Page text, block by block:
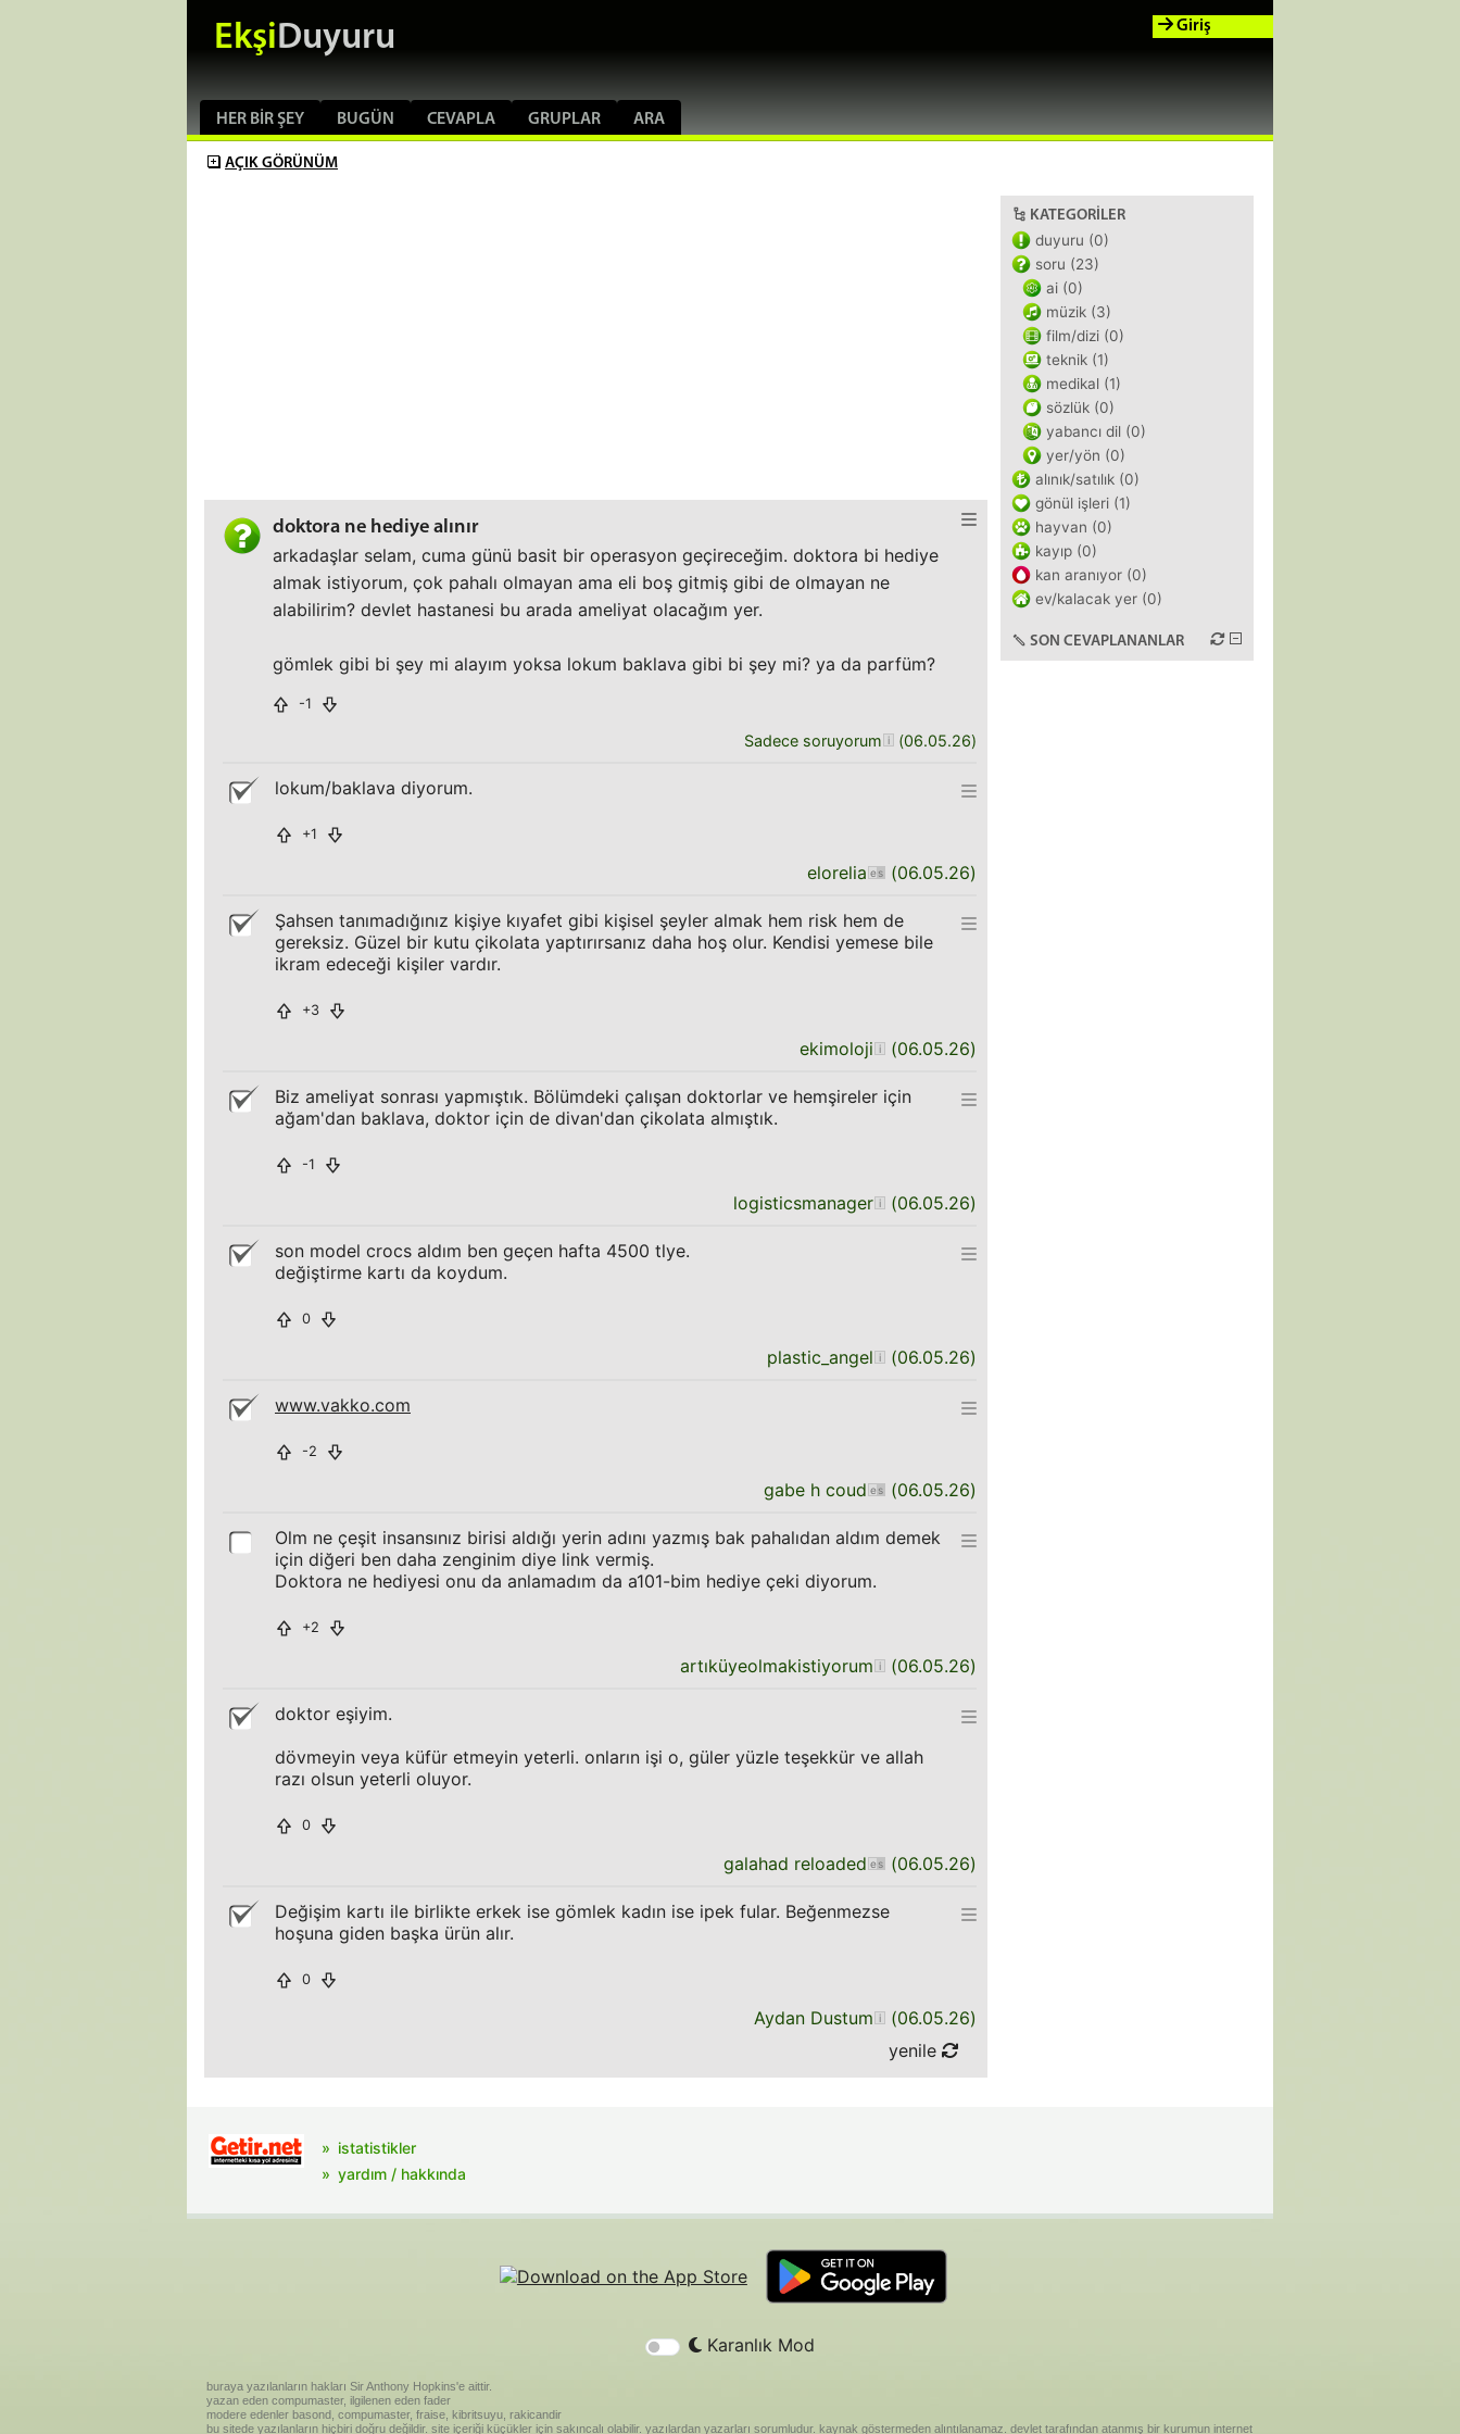
EkşiDuyuru
HER BIR ŞEY BUGÜN CEVAPLA GRUPLAR ARA
Giriş
AÇIK GÖRÜNÜM
doktora ne hediye alınır
arkadaşlar selam, cuma günü basit bir operasyon geçireceğim. doktora bi hediye
almak istiyorum, çok pahalı olmayan ama eli boş gitmiş gibi de olmayan ne
alabilirim? devlet hastanesi bu arada ameliyat olacağım yer.
gömlek gibi bi şey mi alayım yoksa lokum baklava gibi bi şey mi? ya da parfüm?
-1
Sadece soruyorum (06.05.26)
lokum/baklava diyorum.
+1
elorelia (06.05.26)
Şahsen tanımadığınız kişiye kıyafet gibi kişisel şeyler almak hem risk hem de
gereksiz. Güzel bir kutu çikolata yaptırırsanız daha hoş olur. Kendisi yemese bile
ikram edeceği kişiler vardır.
+3
ekimoloji (06.05.26)
Biz ameliyat sonrası yapmıştık. Bölümdeki çalışan doktorlar ve hemşireler için
ağam'dan baklava, doktor için de divan'dan çikolata almıştık.
-1
logisticsmanager (06.05.26)
son model crocs aldım ben geçen hafta 4500 tlye.
değiştirme kartı da koydum.
0
plastic_angel (06.05.26)
www.vakko.com
-2
gabe h coud (06.05.26)
Olm ne çeşit insansınız birisi aldığı yerin adını yazmış bak pahalıdan aldım demek
için diğeri ben daha zenginim diye link vermiş.
Doktora ne hediyesi onu da anlamadım da a101-bim hediye çeki diyorum.
+2
artıküyeolmakistiyorum (06.05.26)
doktor eşiyim.
dövmeyin veya küfür etmeyin yeterli. onların işi o, güler yüzle teşekkür ve allah
razı olsun yeterli oluyor.
0
galahad reloaded (06.05.26)
Değişim kartı ile birlikte erkek ise gömlek kadın ise ipek fular. Beğenmezse
hoşuna giden başka ürün alır.
0
Aydan Dustum (06.05.26)
yenile
KATEGORILER
duyuru (0)
soru (23)
ai (0)
müzik (3)
film/dizi (0)
teknik (1)
medikal (1)
sözlük (0)
yabancı dil (0)
yer/yön (0)
alınık/satılık (0)
gönül işleri (1)
hayvan (0)
kayıp (0)
kan aranıyor (0)
ev/kalacak yer (0)
SON CEVAPLANANLAR
istatistikler
yardım / hakkında
Karanlık Mod
buraya yazılanların hakları Sir Anthony Hopkins'e aittir.
yazan eden compumaster, ilgilenen eden fader
modere edenler basond, compumaster, fraise, kibritsuyu, rakicandir
bu sitede yazılanların hiçbiri doğru değildir. site içeriği küçükler için sakıncalı olabilir. yazılardan yazarları sorumludur. kaynak göstermeden alıntılanamaz. devlet tarafından atanmış bir kurumun internet